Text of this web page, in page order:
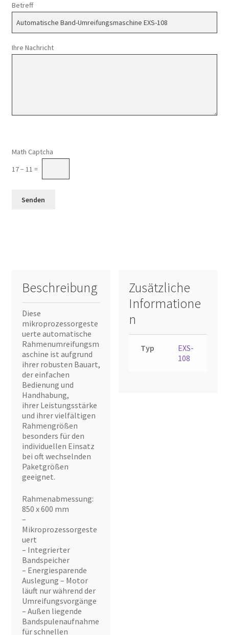
Betreff
Ihre Nachricht
Math Captcha
17 − 11 =
Beschreibung
Diese
mikroprozessorgeste
uerte automatische
Rahmenumreifungsm
aschine ist aufgrund
ihrer robusten Bauart,
der einfachen
Bedienung und
Handhabung,
ihrer Leistungsstärke
und ihrer vielfältigen
Rahmengrößen
besonders für den
individuellen Einsatz
bei oft wechselnden
Paketgrößen
geeignet.
Rahmenabmessung:
850 x 600 mm
–
Mikroprozessorgeste
uert
– Integrierter
Bandspeicher
– Energiesparende
Auslegung – Motor
läuft nur während der
Umreifungsvorgänge
– Außen liegende
Bandspulenaufnahme
für schnellen
Zusätzliche
Informatione
n
Typ
EXS-
108